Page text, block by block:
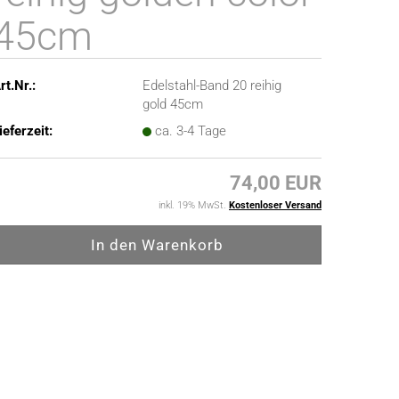
Edelstahl-Band 20 reihig
gold 45cm
ca. 3-4 Tage
74,00 EUR
inkl. 19% MwSt. Kostenloser Versand